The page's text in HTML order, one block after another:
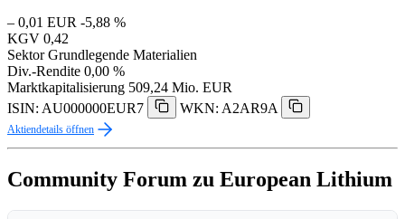
– 0,01 EUR -5,88 %
KGV 0,42
Sektor Grundlegende Materialien
Div.-Rendite 0,00 %
Marktkapitalisierung 509,24 Mio. EUR
ISIN: AU000000EUR7
WKN: A2AR9A
Aktiendetails öffnen
Community Forum zu European Lithium